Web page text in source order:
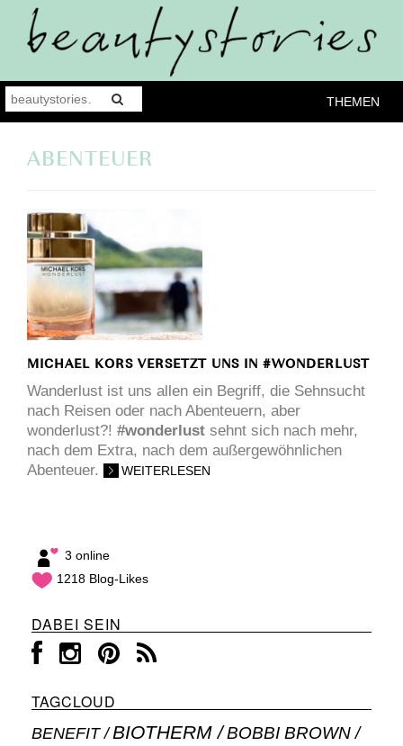
THEMEN
ABENTEUER
MICHAEL KORS VERSETZT UNS IN #WONDERLUST
Wanderlust ist uns allen ein Begriff, die Sehnsucht
nach Reisen oder nach Abenteuern, aber
wonderlust?! #wonderlust sehnt sich nach mehr,
nach dem Extra, nach dem außergewöhnlichen
Abenteuer.
WEITERLESEN
3 online
1218 Blog-Likes
DABEI SEIN
TAGCLOUD
BENEFIT BIOTHERM BOBBI BROWN